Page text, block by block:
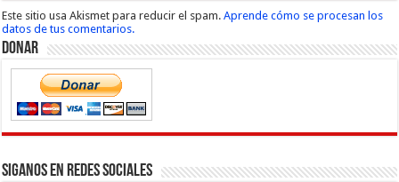
Este sitio usa Akismet para reducir el spam.Aprende cómo se procesan los
datos de tus comentarios.
Donar
Siganos en Redes Sociales